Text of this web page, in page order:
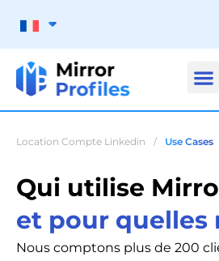
Location Compte Linkedin / Use Cases
Qui utilise
et pour quelles
Nous comptons plus de 200